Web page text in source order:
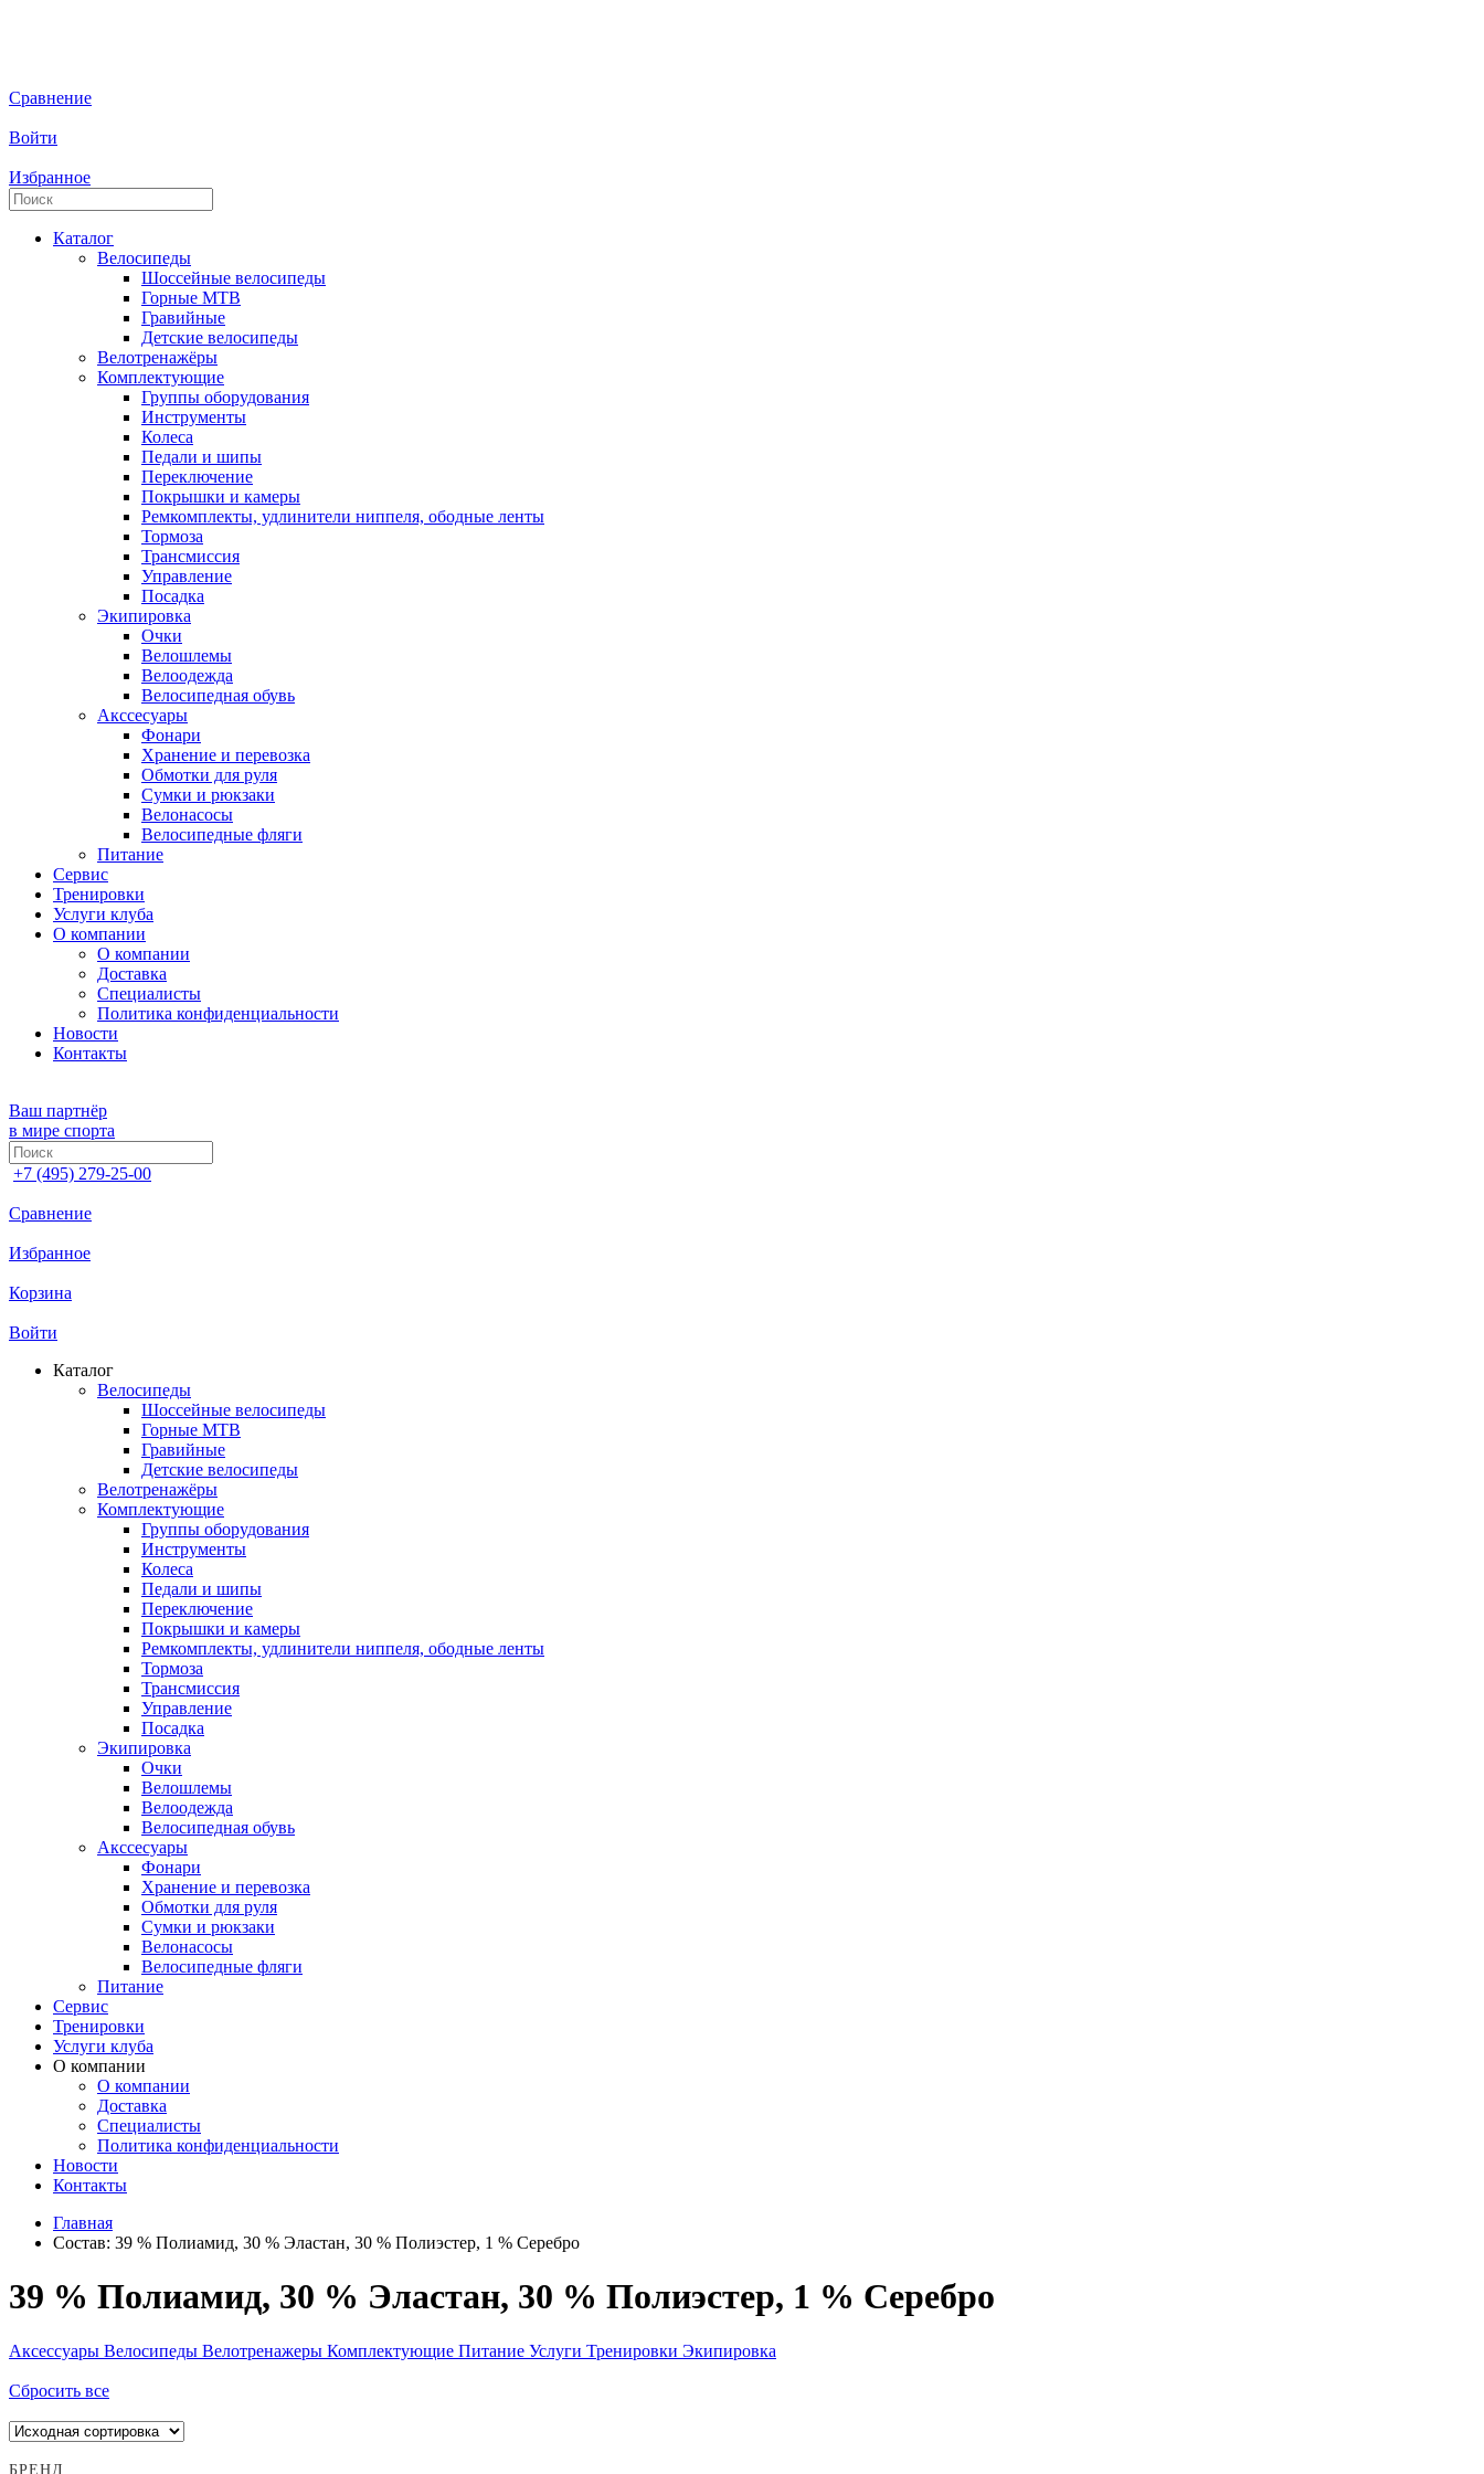
Сравнение
Войти
Избранное
Каталог
Велосипеды
Шоссейные велосипеды
Горные МTB
Гравийные
Детские велосипеды
Велотренажёры
Комплектующие
Группы оборудования
Инструменты
Колеса
Педали и шипы
Переключение
Покрышки и камеры
Ремкомплекты, удлинители ниппеля, ободные ленты
Тормоза
Трансмиссия
Управление
Посадка
Экипировка
Очки
Велошлемы
Велоодежда
Велосипедная обувь
Акссесуары
Фонари
Хранение и перевозка
Обмотки для руля
Сумки и рюкзаки
Велонасосы
Велосипедные фляги
Питание
Сервис
Тренировки
Услуги клуба
О компании
О компании
Доставка
Специалисты
Политика конфиденциальности
Новости
Контакты
Ваш партнёр
в мире спорта
+7 (495) 279-25-00
Сравнение
Избранное
Корзина
Войти
Каталог
Велосипеды
Шоссейные велосипеды
Горные МTB
Гравийные
Детские велосипеды
Велотренажёры
Комплектующие
Группы оборудования
Инструменты
Колеса
Педали и шипы
Переключение
Покрышки и камеры
Ремкомплекты, удлинители ниппеля, ободные ленты
Тормоза
Трансмиссия
Управление
Посадка
Экипировка
Очки
Велошлемы
Велоодежда
Велосипедная обувь
Акссесуары
Фонари
Хранение и перевозка
Обмотки для руля
Сумки и рюкзаки
Велонасосы
Велосипедные фляги
Питание
Сервис
Тренировки
Услуги клуба
О компании
О компании
Доставка
Специалисты
Политика конфиденциальности
Новости
Контакты
Главная
Состав: 39 % Полиамид, 30 % Эластан, 30 % Полиэстер, 1 % Серебро
39 % Полиамид, 30 % Эластан, 30 % Полиэстер, 1 % Серебро
Аксессуары Велосипеды Велотренажеры Комплектующие Питание Услуги Тренировки Экипировка
Сбросить все
БРЕНД